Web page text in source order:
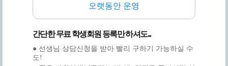
오랫동안 운영
간단한 무료 학생회원 등록만 하셔도...
● 선생님 상담신청을 받아 빨리 구하기 가능하실 수
도!